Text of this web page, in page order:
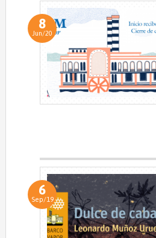
8
Jun/20
6
Sep/19